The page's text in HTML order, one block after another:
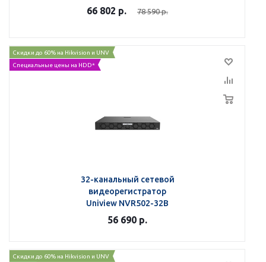
66 802 р. 78 590р.
Скидки до 60% на Hikvision и UNV
Специальные цены на HDD*
32-канальный сетевой
видеорегистратор
Uniview NVR502-32B
56 690 р.
Скидки до 60% на Hikvision и UNV